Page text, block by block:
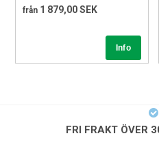
60 mm är en vanlig längd som
att undvika att isolatorn
från 1 879,00 SEK
FRI FRAKT ÖVER